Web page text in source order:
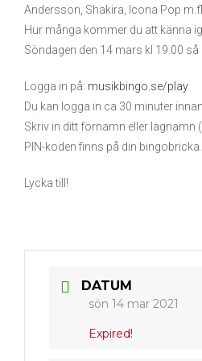
Andersson, Shakira, Icona Pop m.fl.
Hur många kommer du att känna
Söndagen den 14 mars kl 19.00 så
Logga in på: musikbingo.se/play
Du kan logga in ca 30 minuter
Skriv in ditt förnamn eller lagnamn
PIN-koden finns på din bingobricka.
Lycka till!
DATUM
sön 14 mar 2021
Expired!